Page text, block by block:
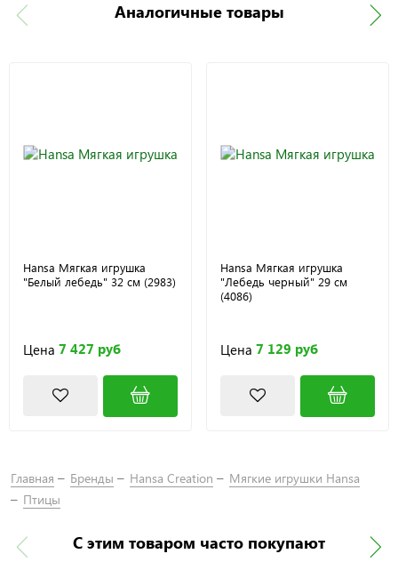
Аналогичные товары
Hansa Мягкая игрушка
"Белый лебедь" 32 см (2983)
Цена 7 427 руб
Hansa Мягкая игрушка
"Лебедь черный" 29 см
(4086)
Цена 7 129 руб
Главная Бренды Hansa Creation
Мягкие игрушки Hansa
Птицы
С этим товаром часто покупают